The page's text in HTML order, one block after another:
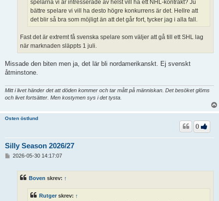
spelarna vi är intresserade av helst vill ha ett NHL-kontrakt? Ju
bättre spelare vi vill ha desto högre konkurrens är det. Hellre att
det blir så bra som möjligt än att det går fort, tycker jag i alla fall.
Fast det är extremt få svenska spelare som väljer att gå till ett SHL lag
när marknaden släppts 1 juli.
Missade den biten men ja, det lär bli nordamerikanskt. Ej svenskt
åtminstone.
Mitt i livet händer det att döden kommer och tar mått på människan. Det besöket glöms
och livet fortsätter. Men kostymen sys i det tysta.
Osten östlund
Silly Season 2026/27
0
2026-05-30 14:17:07
Boven skrev: ↑
Rutgerskrev: ↑